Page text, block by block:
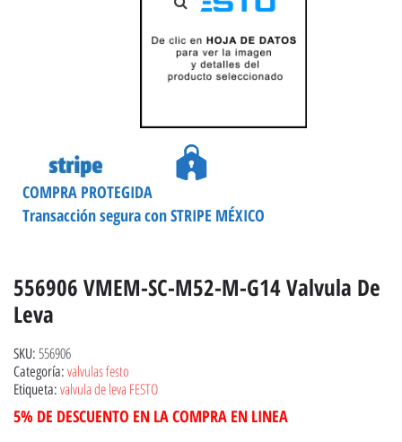
Transacción segura con STRIPE MÉXICO
COMPRA PROTEGIDA
556906 VMEM-SC-M52-M-G14 Valvula De
Leva
SKU: 556906
Categoría: valvulas festo
Etiqueta: valvula de leva FESTO
5% DE DESCUENTO EN LA COMPRA EN LINEA